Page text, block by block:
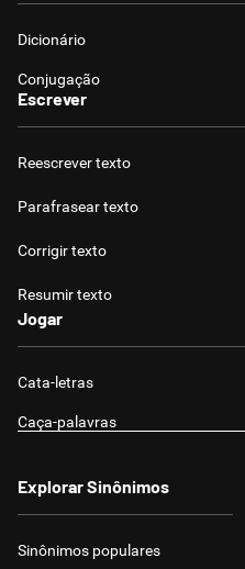
Dicionário
Conjugação
Escrever
Reescrever texto
Parafrasear texto
Corrigir texto
Resumir texto
Jogar
Cata-letras
Caça-palavras
Explorar Sinônimos
Sinônimos populares